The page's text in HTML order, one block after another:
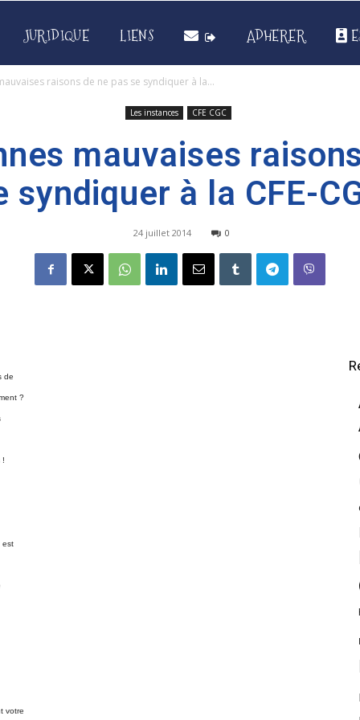
JURIDIQUE LIENS ADHERER
raisons de ne pas se syndiquer à la...
Les instances CFE CGC
mauvaises
syndiquer à la CFE-
24 juillet 2014 0
de
?
!
est
votre